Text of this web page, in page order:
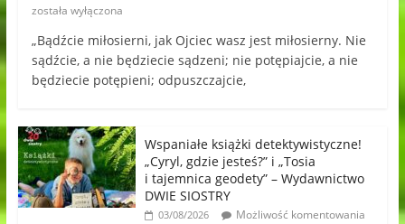
została wyłączona
„Bądźcie miłosierni, jak Ojciec wasz jest miłosierny. Nie
sądźcie, a nie będziecie sądzeni; nie potępiajcie, a nie
będziecie potępieni; odpuszczajcie,
Wspaniałe książki detektywistyczne!
„Cyryl, gdzie jesteś?” i „Tosia
i tajemnica geodety” – Wydawnictwo
DWIE SIOSTRY
03/08/2026
Możliwość komentowania